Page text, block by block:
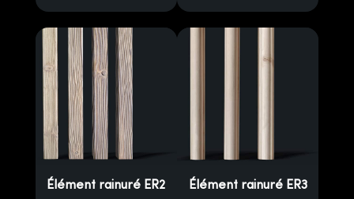
Élément rainuré ER2 Élément rainuré ER3